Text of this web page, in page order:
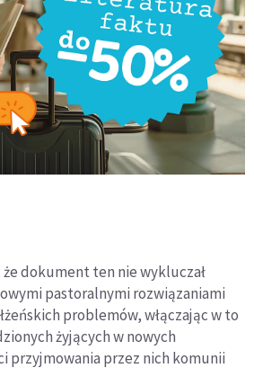
dokument ten nie wykluczał
pastoralnymi rozwiązaniami
problemów, włączając w to
żyjących w nowych
przyjmowania przez nich komunii